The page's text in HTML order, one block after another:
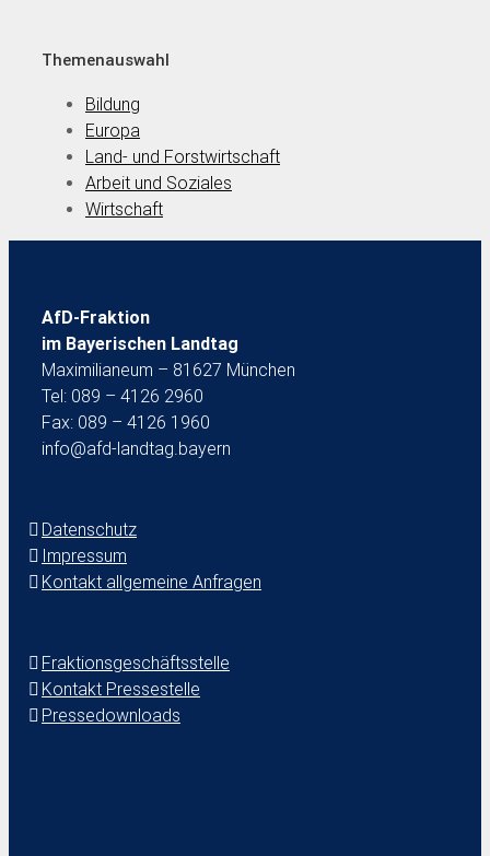
Themenauswahl
Bildung
Europa
Land- und Forstwirtschaft
Arbeit und Soziales
Wirtschaft
AfD-Fraktion
im Bayerischen Landtag
Maximilianeum – 81627 München
Tel: 089 – 4126 2960
Fax: 089 – 4126 1960
info@afd-landtag.bayern
Datenschutz
Impressum
Kontakt allgemeine Anfragen
Fraktionsgeschäftsstelle
Kontakt Pressestelle
Pressedownloads